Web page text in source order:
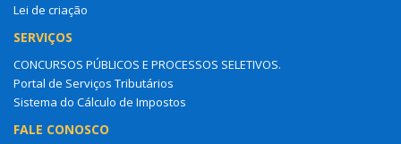
Lei de criação
SERVIÇOS
CONCURSOS PÚBLICOS E PROCESSOS SELETIVOS.
Portal de Serviços Tributários
Sistema do Cálculo de Impostos
FALE CONOSCO